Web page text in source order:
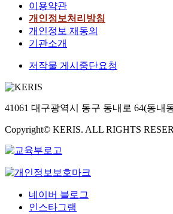
이용약관
개인정보처리방침
개인정보 재동의
기관소개
저작물 게시중단요청
41061 대구광역시 동구 동내로 64(동내
Copyright© KERIS. ALL RIGHTS
네이버 블로그
인스타그램